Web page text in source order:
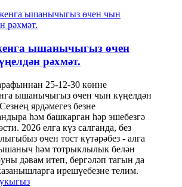
ышанычыгыз өчен
рәхмәт.
25-12-30 көнне
ышанычыгыз өчен чын күңелдән
ярдәмегез безне
һәм башкарган һәр эшебезгә
2026 елга күз салганда, без
өчен тост күтәрәбез - алга
һәм тотрыклылык белән
дәвам итеп, бергәләп тагын да
ирешүебезне телим.